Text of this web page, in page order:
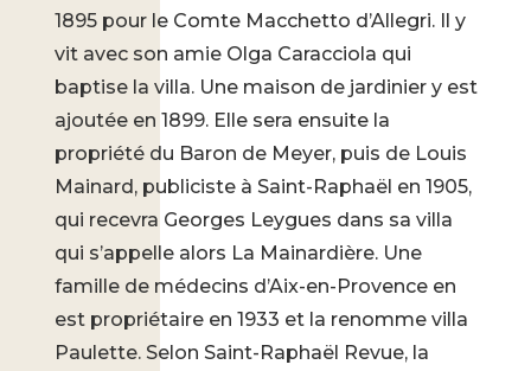
1895 pour le Comte Macchetto d’Allegri. Il y
vit avec son amie Olga Caracciola qui
baptise la villa. Une maison de jardinier y est
ajoutée en 1899. Elle sera ensuite la
propriété du Baron de Meyer, puis de Louis
Mainard, publiciste à Saint-Raphaël en 1905,
qui recevra Georges Leygues dans sa villa
qui s’appelle alors La Mainardière. Une
famille de médecins d’Aix-en-Provence en
est propriétaire en 1933 et la renomme villa
Paulette. Selon Saint-Raphaël Revue, la